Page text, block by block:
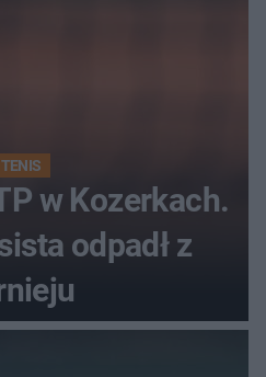
TENIS
w Kozerkach.
odpadł z